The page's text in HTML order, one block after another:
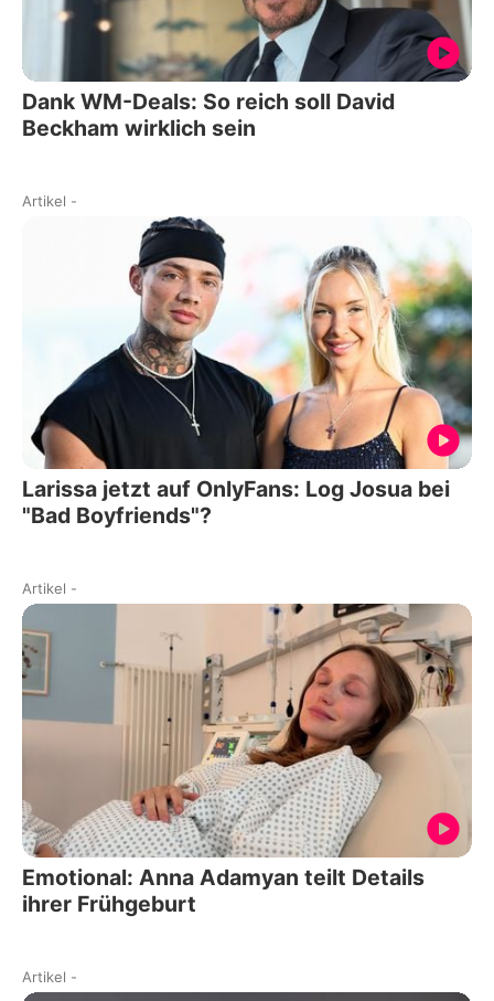
Dank WM-Deals: So reich soll David
Beckham wirklich sein
Artikel -
Larissa jetzt auf OnlyFans: Log Josua bei
"Bad Boyfriends"?
Artikel -
Emotional: Anna Adamyan teilt Details
ihrer Frühgeburt
Artikel -